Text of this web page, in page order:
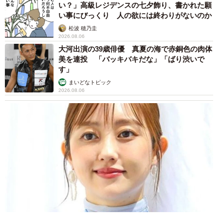
い？」高級レジデンスの七夕飾り、書かれた願
い事にびっくり 人の欲には終わりがないのか
松波 穂乃圭
2026.08.06
大河出演の39歳俳優 真夏の海で赤銅色の肉体
美を連投 「バッキバキだな」「ばり渋いで
す」
まいどなトピック
2026.08.06